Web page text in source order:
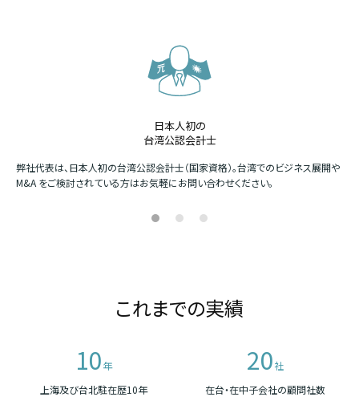
日本人初の
台湾公認会計士
弊社代表は、日本人初の台湾公認会計士（国家資格）。台湾でのビジネス展開や
M&A をご検討されている方はお気軽にお問い合わせください。
これまでの実績
10年
上海及び台北駐在歴10年
20社
在台・在中子会社の顧問社数